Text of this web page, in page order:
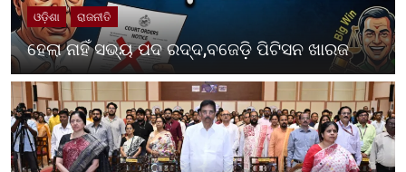
ଓଡ଼ିଶା ରାଜନୀତି
ହେଲା ନାହିଁ ସଭ୍ୟ ପଦ ରଦ୍ଦ,ବଜେଡ଼ି ପିଟିସନ ଖାରଜ